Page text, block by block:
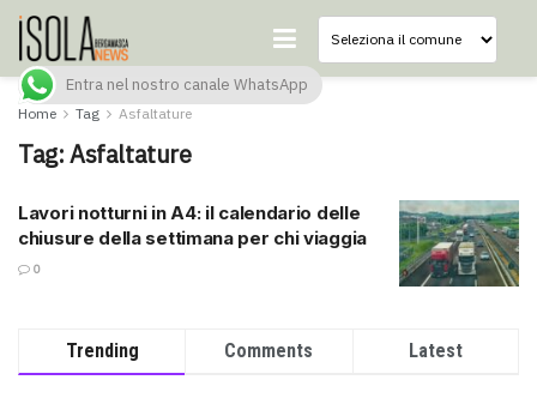
Home Tag Asfaltature
Tag:Asfaltature
Lavori notturni in A4: il calendario delle
chiusure della settimana per chi viaggia
0
Trending Comments Latest
Entra nel nostro canale WhatsApp